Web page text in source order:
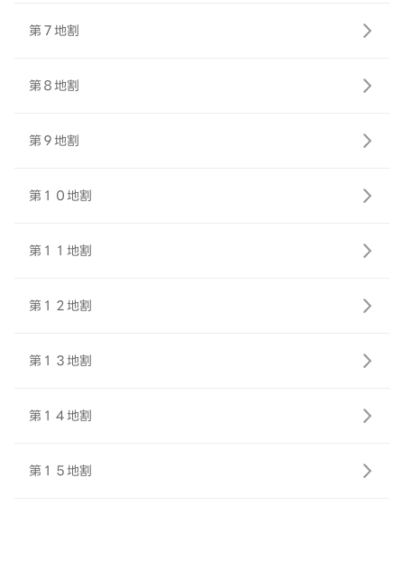
第７地割
第８地割
第９地割
第１０地割
第１１地割
第１２地割
第１３地割
第１４地割
第１５地割